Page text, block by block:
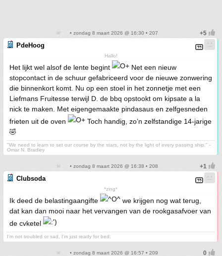
• zondag 8 maart 2026 @ 16:30 • 207
PdeHoog
Hallo!
Het lijkt wel alsof de lente begint
Net een nieuw
stopcontact in de schuur gefabriceerd voor de nieuwe zonwering
die binnenkort komt. Nu op een stoel in het zonnetje met een
Liefmans Fruitesse terwijl D. de bbq opstookt om kipsate a la
nick te maken. Met eigengemaakte pindasaus en zelfgesneden
frieten uit de oven
Toch handig, zo’n zelfstandige 14-jarige
🤣
"We need to learn to set our course by the stars, not by the light of every passing ship." -
Omar N. Bradley
• zondag 8 maart 2026 @ 16:38 • 208
Clubsoda
*zing*
Ik deed de belastingaangifte
we krijgen nog wat terug,
dat kan dan mooi naar het vervangen van de rookgasafvoer van
de cvketel
I'm not troubled or sad, I'm just ready for bed.
• zondag 8 maart 2026 @ 16:57 • 209